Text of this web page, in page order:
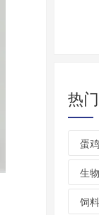
热
蛋
生
饲